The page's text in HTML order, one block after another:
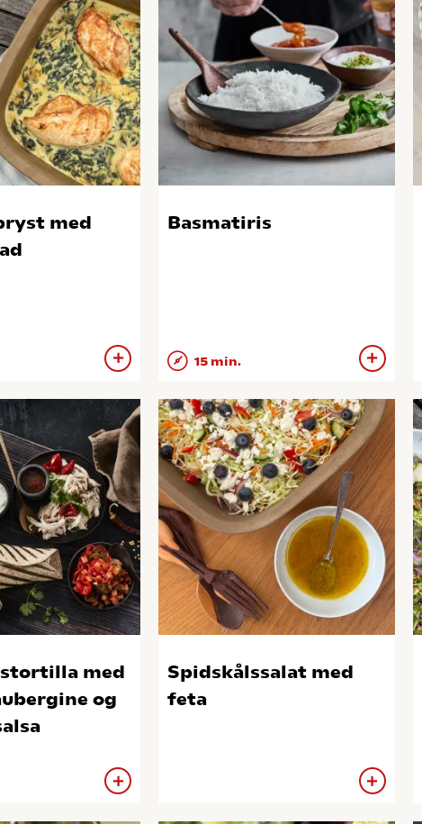
med
Basmatiris
15 min.
med
og
Spidskålssalat med
feta